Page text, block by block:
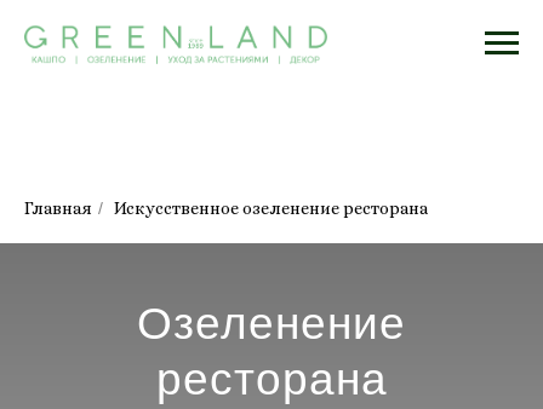
Главная / Искусственное озеленение ресторана
Озеленение
ресторана